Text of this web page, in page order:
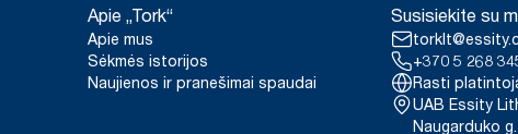
Apie „Tork“
Apie mus
Sėkmės istorijos
Naujienos ir pranešimai spaudai
Susisiekite su
+370 5 268
Rasti
UAB Essity
Naugarduko